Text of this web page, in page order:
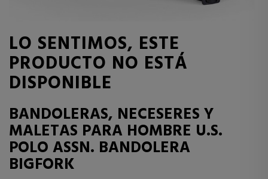
LO SENTIMOS, ESTE
PRODUCTO NO ESTÁ
DISPONIBLE
BANDOLERAS, NECESERES Y
MALETAS PARA HOMBRE U.S.
POLO ASSN. BANDOLERA
BIGFORK